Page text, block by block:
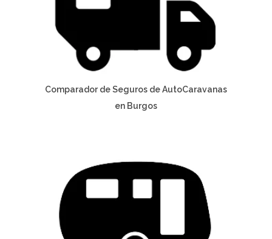
Comparador de Seguros de AutoCaravanas
en Burgos